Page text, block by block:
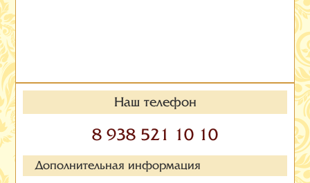
Наш телефон
8 938 521 10 10
Дополнительная информация